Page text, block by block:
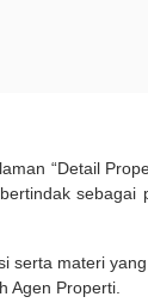
“Detail
serta materi
Agen Properti.